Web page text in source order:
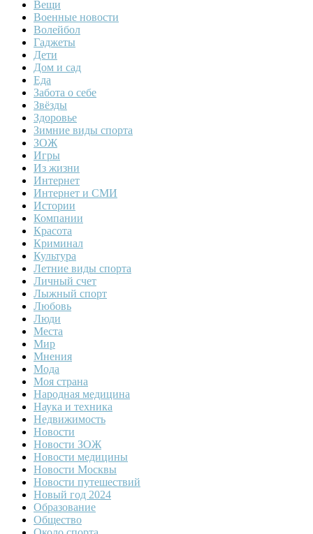
Вещи
Военные новости
Волейбол
Гаджеты
Дети
Дом и сад
Еда
Забота о себе
Звёзды
Здоровье
Зимние виды спорта
ЗОЖ
Игры
Из жизни
Интернет
Интернет и СМИ
Истории
Компании
Красота
Криминал
Культура
Летние виды спорта
Личный счет
Лыжный спорт
Любовь
Люди
Места
Мир
Мнения
Мода
Моя страна
Народная медицина
Наука и техника
Недвижимость
Новости
Новости ЗОЖ
Новости медицины
Новости Москвы
Новости путешествий
Новый год 2024
Образование
Общество